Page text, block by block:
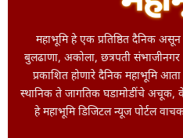
महाभूमि हे एक प्रतिष्ठित दैनिक
बुलढाणा, अकोला, छत्रपती
प्रकाशित होणारे दैनिक महाभूमि
स्थानिक ते जागतिक घडामोडींचे अचूक,
हे महाभूमि डिजिटल न्यूज पोर्टल